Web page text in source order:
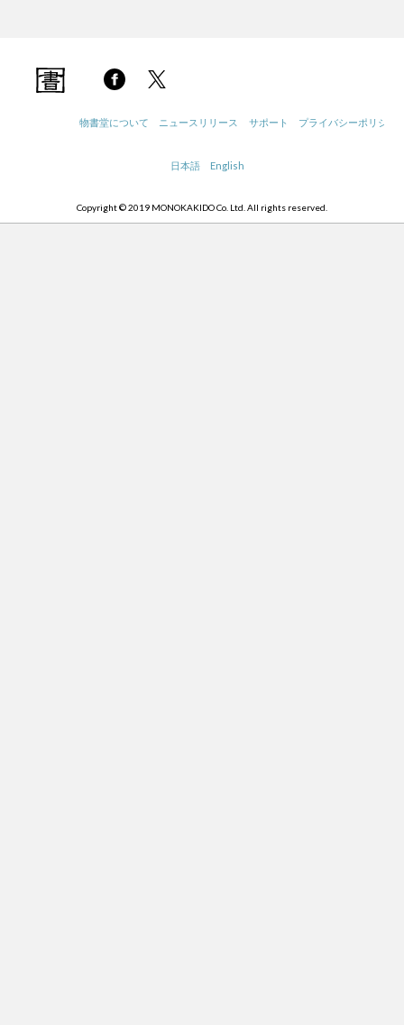
物書堂について ニュースリリース サポート プライバシーポリシー
日本語 English
Copyright © 2019 MONOKAKIDO Co. Ltd. All rights reserved.